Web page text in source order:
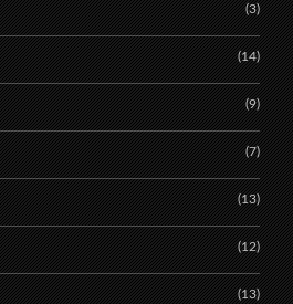
(3)
(14)
(9)
(7)
(13)
(12)
(13)